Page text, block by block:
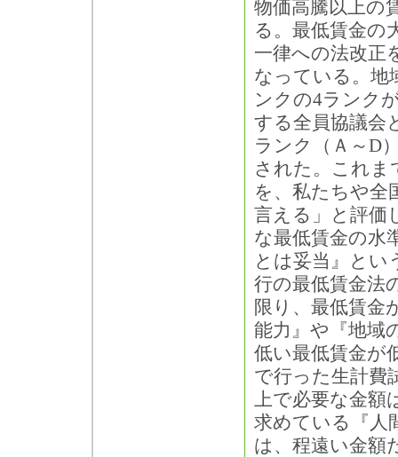
物価高騰以上の
る。最低賃金の
一律への法改正
なっている。地
ンクの4ランク
する全員協議会
ランク（Ａ～D
された。これま
を、私たちや全
言える」と評価
な最低賃金の水
とは妥当』とい
行の最低賃金法
限り、最低賃金
能力』や『地域
低い最低賃金が
で行った生計費
上で必要な金額
求めている『人
は、程遠い金額